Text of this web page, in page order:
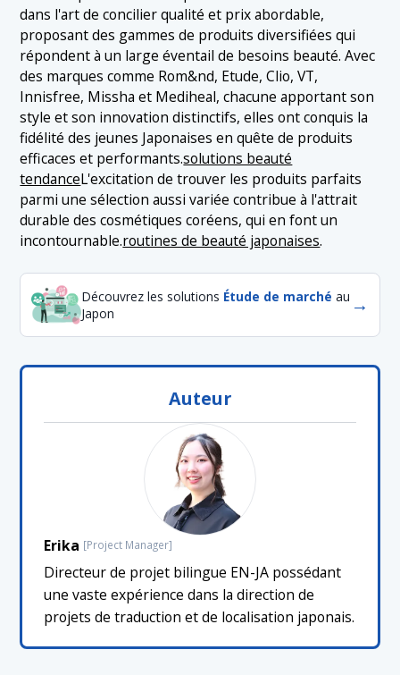
dans l'art de concilier qualité et prix abordable,
proposant des gammes de produits diversifiées qui
répondent à un large éventail de besoins beauté. Avec
des marques comme Rom&nd, Etude, Clio, VT,
Innisfree, Missha et Mediheal, chacune apportant son
style et son innovation distinctifs, elles ont conquis la
fidélité des jeunes Japonaises en quête de produits
efficaces et performants.solutions beauté
tendanceL'excitation de trouver les produits parfaits
parmi une sélection aussi variée contribue à l'attrait
durable des cosmétiques coréens, qui en font un
incontournable.routines de beauté japonaises.
Découvrez les solutions Étude de marché au
Japon
→
Auteur
Erika [Project Manager]
Directeur de projet bilingue EN-JA possédant
une vaste expérience dans la direction de
projets de traduction et de localisation japonais.